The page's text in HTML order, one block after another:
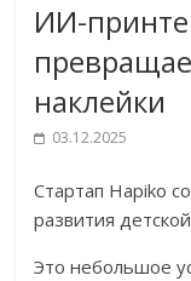
ИИ-
наклейки
03.12.2025
Стартап Hapiko
развития
Это небольшое